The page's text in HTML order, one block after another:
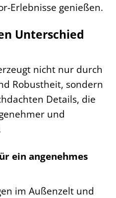
Erlebnisse genießen.
Unterschied
nicht nur durch
Robustheit, sondern
Details, die
und
ein angenehmes
im Außenzelt und